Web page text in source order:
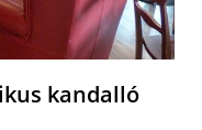
kandalló